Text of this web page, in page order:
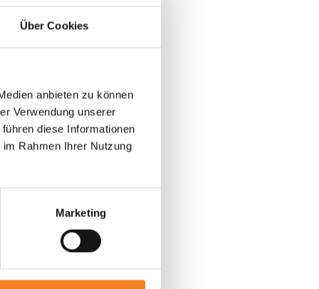
Über Cookies
anbieten zu können
Verwendung unserer
diese Informationen
Rahmen Ihrer Nutzung
Marketing
ihrer
eine
richtig gut“,
zum
wahnsinnig